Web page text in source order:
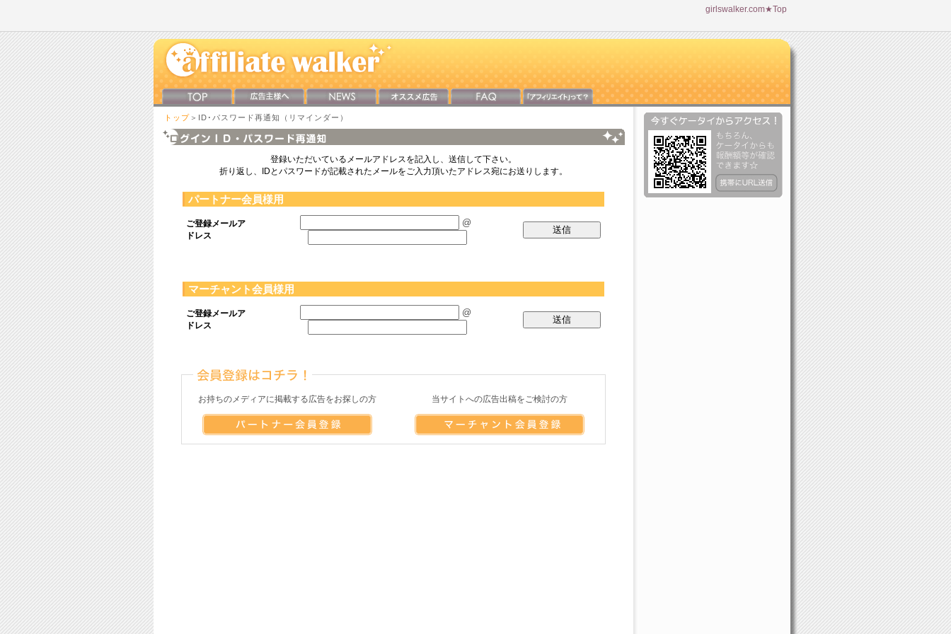
girlswalker.com★Top
トップ ＞ID･パスワード再通知（リマインダー）
登録いただいているメールアドレスを記入し、送信して下さい。
折り返し、IDとパスワードが記載されたメールをご入力頂いたアドレス宛にお送りします。
パートナー会員様用
ご登録メールア
ドレス
@
マーチャント会員様用
ご登録メールア
ドレス
@
お持ちのメディアに掲載する広告をお探しの方 当サイトへの広告出稿をご検討の方